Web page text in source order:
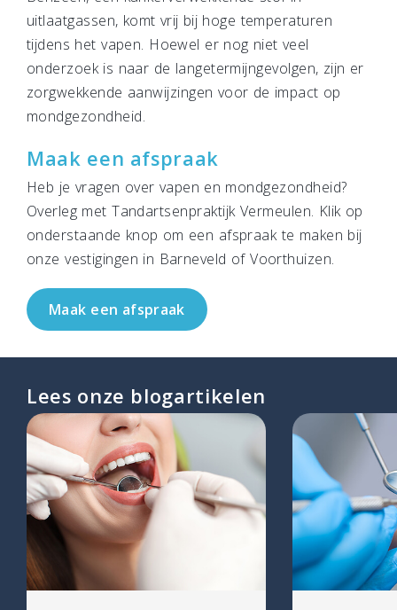
uitlaatgassen, komt vrij bij hoge temperaturen
tijdens het vapen. Hoewel er nog niet veel
onderzoek is naar de langetermijngevolgen, zijn er
zorgwekkende aanwijzingen voor de impact op
mondgezondheid.
Maak een afspraak
Heb je vragen over vapen en mondgezondheid?
Overleg met Tandartsenpraktijk Vermeulen. Klik op
onderstaande knop om een afspraak te maken bij
onze vestigingen in Barneveld of Voorthuizen.
Maak een afspraak
Lees onze blogartikelen